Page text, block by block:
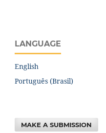
LANGUAGE
English
Português (Brasil)
MAKE A SUBMISSION